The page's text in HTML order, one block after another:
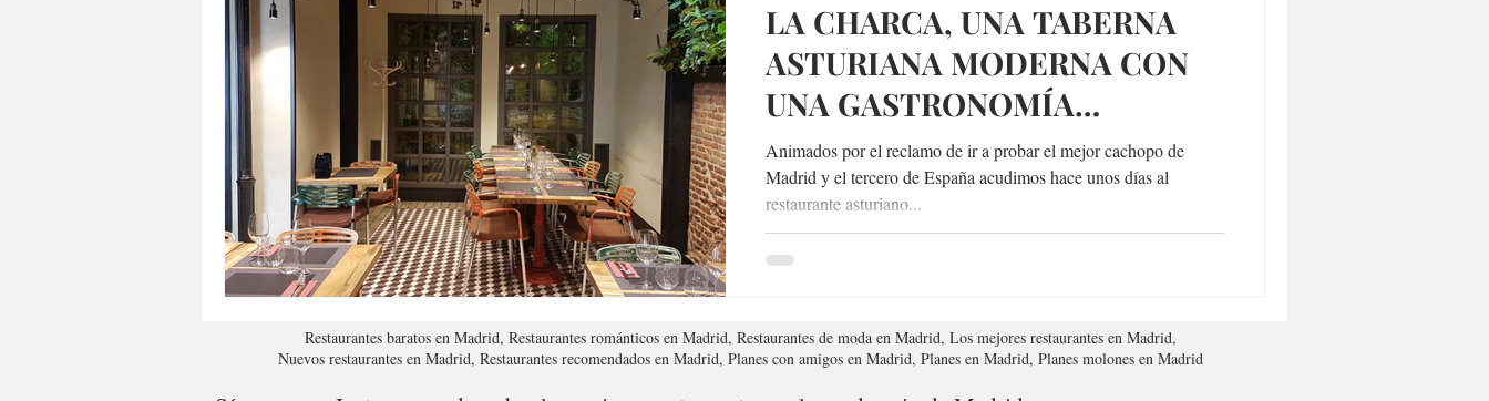
LA CHARCA, UNA TABERNA
ASTURIANA MODERNA CON
UNA GASTRONOMÍA
TRADICIONAL
Animados por el reclamo de ir a probar el mejor cachopo de
Madrid y el tercero de España acudimos hace unos días al
restaurante asturiano...
Restaurantes baratos en Madrid, Restaurantes románticos en Madrid, Restaurantes de moda en Madrid, Los mejores restaurantes en Madrid,
Nuevos restaurantes en Madrid, Restaurantes recomendados en Madrid, Planes con amigos en Madrid, Planes en Madrid, Planes molones en Madrid